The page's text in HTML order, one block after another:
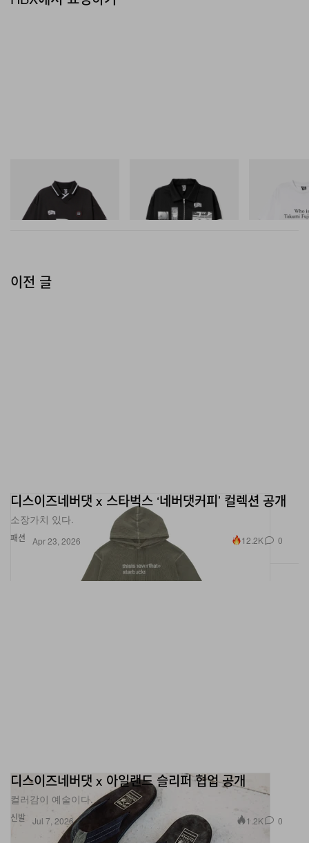
Billionaire Boys Club X Initial
D Game Shirt
쇼핑하기
Billionaire Boys Club X Initial
D Cotton Jacket
쇼핑하기
Billionaire
D Cotton T-
이전 글
패션
디스이즈네버댓 x 스타벅스 ‘네버댓커피’ 컬렉션 공개
소장가치 있다.
Apr 23, 2026 12.2K 0
신발
디스이즈네버댓 x 아일랜드 슬리퍼 협업 공개
컬러감이 예술이다.
Jul 7, 2026 1.2K 0